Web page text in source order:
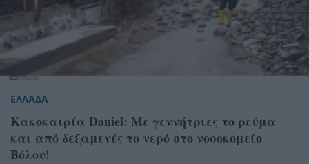
ΕΛΛΑΔΑ
Κακοκαιρία Daniel: Με γεννήτριες το ρεύμα
και από δεξαμενές το νερό στο νοσοκομείο
Βόλου!